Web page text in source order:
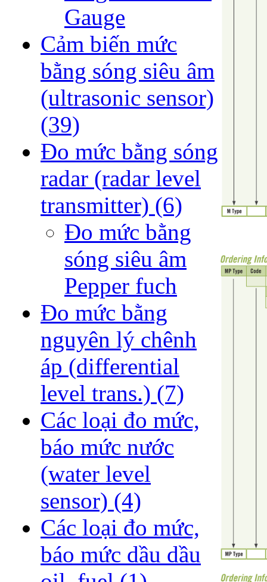
Gauge
Cảm biến mức
bằng sóng siêu âm
(ultrasonic sensor)
(39)
Đo mức bằng sóng
radar (radar level
transmitter) (6)
Đo mức bằng
sóng siêu âm
Pepper fuch
Đo mức bằng
nguyên lý chênh
áp (differential
level trans.) (7)
Các loại đo mức,
báo mức nước
(water level
sensor) (4)
Các loại đo mức,
báo mức dầu dầu